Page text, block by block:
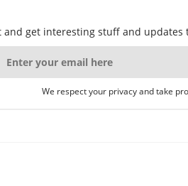
get interesting stuff and updates
We respect your privacy and take